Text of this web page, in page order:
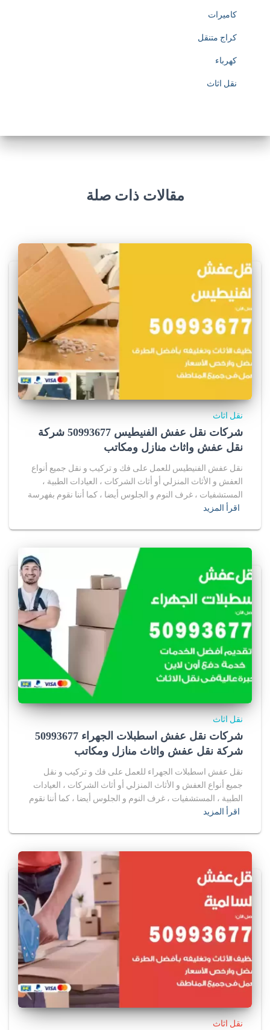
كاميرات
كراج متنقل
كهرباء
نقل اثاث
مقالات ذات صلة
نقل اثاث
شركات نقل عفش الفنيطيس 50993677 شركة
نقل عفش واثاث منازل ومكاتب
نقل عفش الفنيطيس للعمل على فك و تركيب و نقل جميع أنواع
العفش و الأثاث المنزلي أو أثاث الشركات ، العيادات الطبية ،
المستشفيات ، غرف النوم و الجلوس أيضا ، كما أننا نقوم بفهرسة
اقرأ المزيد
نقل اثاث
شركات نقل عفش اسطبلات الجهراء 50993677
شركة نقل عفش واثاث منازل ومكاتب
نقل عفش اسطبلات الجهراء للعمل على فك و تركيب و نقل
جميع أنواع العفش و الأثاث المنزلي أو أثاث الشركات ، العيادات
الطبية ، المستشفيات ، غرف النوم و الجلوس أيضا ، كما أننا نقوم
اقرأ المزيد
نقل اثاث